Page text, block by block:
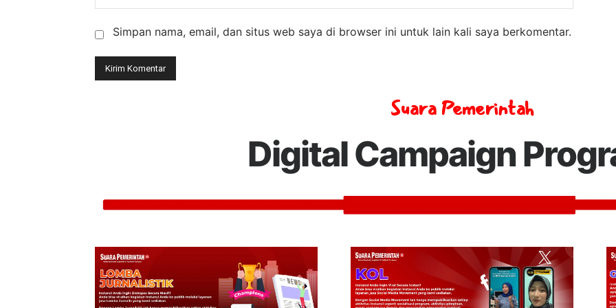
Simpan nama, email, dan situs web saya di browser ini untuk lain kali saya berkomentar.
Suara Pemerintah
Digital Campaign